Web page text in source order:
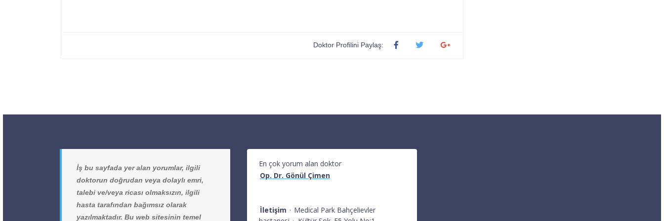
Doktor Profilini Paylaş:
İş bu sayfada yer alan yorumlar, ilgili
doktorun doğrudan veya dolaylı emri,
talebi ve/veya ricası olmaksızın, ilgili
hasta tarafından bağımsız olarak
yazılmaktadır. Bu web sitesinin temel
En çok yorum alan doktor
Op. Dr. Gönül Çimen
İletişim · Medical Park Bahçelievler